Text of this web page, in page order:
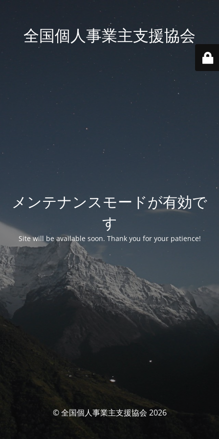
全国個人事業主支援協会
メンテナンスモードが有効で
す
Site will be available soon. Thank you for your patience!
© 全国個人事業主支援協会 2026